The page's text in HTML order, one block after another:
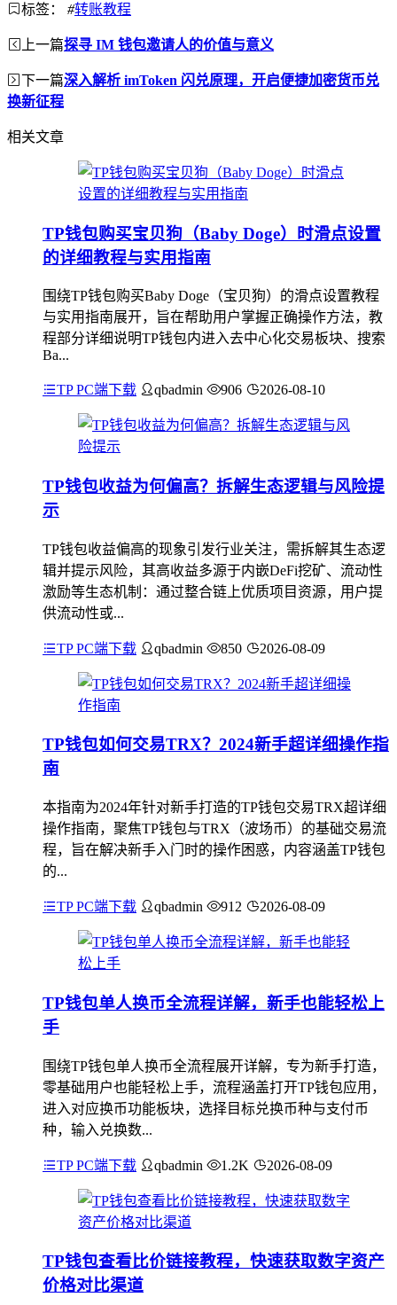
标签： #转账教程
上一篇探寻 IM 钱包邀请人的价值与意义
下一篇深入解析 imToken 闪兑原理，开启便捷加密货币兑
换新征程
相关文章
TP钱包购买宝贝狗（Baby Doge）时滑点设置
的详细教程与实用指南
围绕TP钱包购买Baby Doge（宝贝狗）的滑点设置教程
与实用指南展开，旨在帮助用户掌握正确操作方法，教
程部分详细说明TP钱包内进入去中心化交易板块、搜索
Ba...
TP PC端下载 qbadmin 906 2026-08-10
TP钱包收益为何偏高？拆解生态逻辑与风险提
示
TP钱包收益偏高的现象引发行业关注，需拆解其生态逻
辑并提示风险，其高收益多源于内嵌DeFi挖矿、流动性
激励等生态机制：通过整合链上优质项目资源，用户提
供流动性或...
TP PC端下载 qbadmin 850 2026-08-09
TP钱包如何交易TRX？2024新手超详细操作指
南
本指南为2024年针对新手打造的TP钱包交易TRX超详细
操作指南，聚焦TP钱包与TRX（波场币）的基础交易流
程，旨在解决新手入门时的操作困惑，内容涵盖TP钱包
的...
TP PC端下载 qbadmin 912 2026-08-09
TP钱包单人换币全流程详解，新手也能轻松上
手
围绕TP钱包单人换币全流程展开详解，专为新手打造，
零基础用户也能轻松上手，流程涵盖打开TP钱包应用，
进入对应换币功能板块，选择目标兑换币种与支付币
种，输入兑换数...
TP PC端下载 qbadmin 1.2K 2026-08-09
TP钱包查看比价链接教程，快速获取数字资产
价格对比渠道